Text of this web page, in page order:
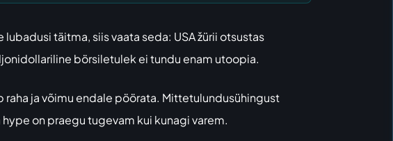
täitma, siis vaata seda: USA žürii otsustas
börsiletulek ei tundu enam utoopia.
ja võimu endale pöörata. Mittetulundusühingust
on praegu tugevam kui kunagi varem.